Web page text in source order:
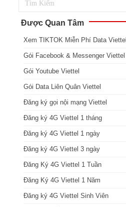
Được Quan Tâm
Xem TIKTOK Miễn Phí Data Viettel
Gói Facebook & Messenger Viettel
Gói Youtube Viettel
Gói Data Liên Quân Viettel
Đăng ký gọi nội mạng Viettel
Đăng ký 4G Viettel 1 tháng
Đăng ký 4G Viettel 1 ngày
Đăng ký 4G Viettel 3 ngày
Đăng Ký 4G Viettel 1 Tuần
Đăng Ký 4G Viettel 1 Năm
Đăng ký 4G Viettel Sinh Viên